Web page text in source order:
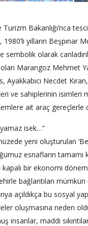
Turizm Bakanlığı’nca
yılların Beşpınar
olarak
Marangoz Mehmet
Necdet
ve sahiplerinin isimleri
ait araç gereçlerle
isek…”
yeni oluşturulan
esnafların
bir ekonomi
bağlantıları
açıldıkça bu sosyal
oluşmasına neden
maddi